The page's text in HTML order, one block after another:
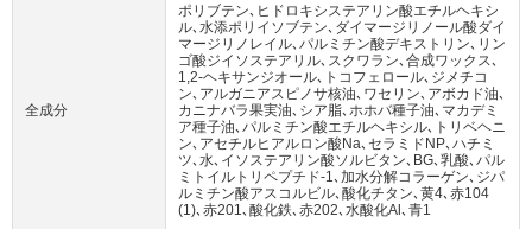
全成分
ポリブテン､ヒドロキシステアリン酸エチルヘキシ
ル､水添ポリイソブテン､ダイマージリノール酸ダイ
マージリノレイル､パルミチン酸デキストリン､リン
ゴ酸ジイソステアリル､スクワラン､合成ワックス､
1,2-ヘキサンジオール､トコフェロール､ジメチコ
ン､アルガニアスピノサ核油､ワセリン､アボカド油､
カニナバラ果実油､シア脂､ホホバ種子油､マカデミ
ア種子油､パルミチン酸エチルヘキシル､トリベヘニ
ン､アセチルヒアルロン酸Na､セラミドNP､ハチミ
ツ､水､イソステアリン酸ソルビタン､BG､乳酸､パル
ミトイルトリペプチド-1､加水分解コラーゲン､ジパ
ルミチン酸アスコルビル､酸化チタン､黄4､赤104
(1)､赤201､酸化鉄､赤202､水酸化Al､青1